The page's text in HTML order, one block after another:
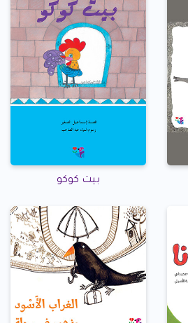
بيت كوكو